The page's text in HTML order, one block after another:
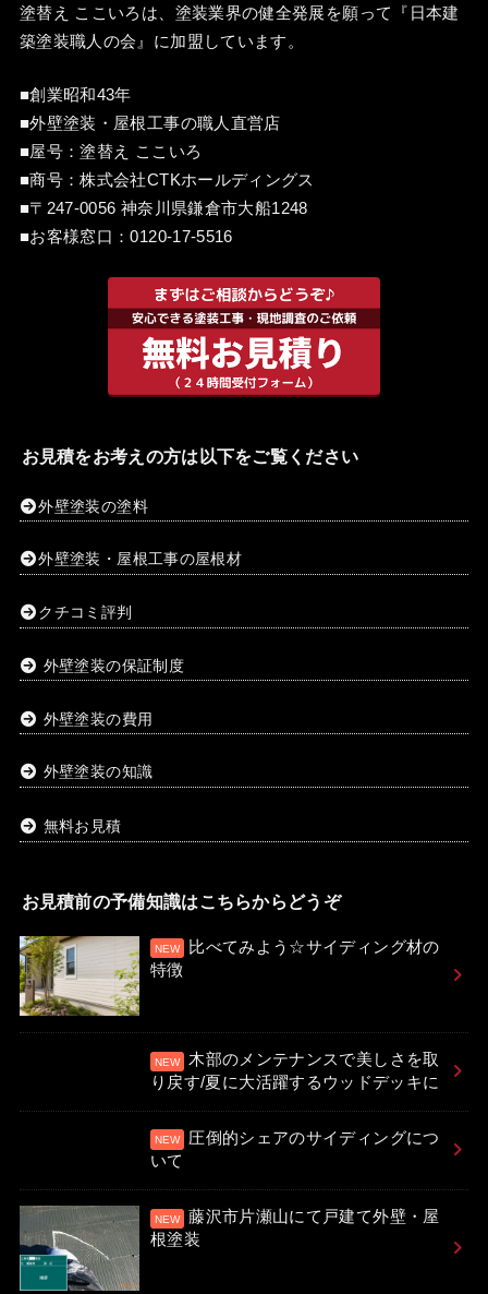
塗替え ここいろは、塗装業界の健全発展を願って『 日本建
築塗装職人の会』に加盟しています。
■創業昭和43年
■外壁塗装・屋根工事の職人直営店
■屋号：塗替え ここいろ
■商号：株式会社CTKホールディングス
■〒247-0056 神奈川県鎌倉市大船1248
■お客様窓口：0120-17-5516
お見積をお考えの方は以下をご覧ください
外壁塗装の塗料
外壁塗装・屋根工事の屋根材
クチコミ評判
外壁塗装の保証制度
外壁塗装の費用
外壁塗装の知識
無料お見積
お見積前の予備知識はこちらからどうぞ
比べてみよう☆サイディング材の
特徴
木部のメンテナンスで美しさを取
り戻す/夏に大活躍するウッドデッキに
圧倒的シェアのサイディングにつ
いて
藤沢市片瀬山にて戸建て外壁・屋
根塗装